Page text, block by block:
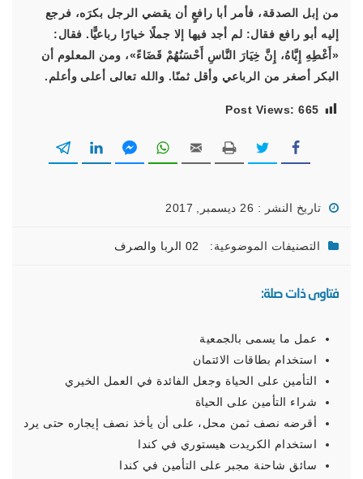
من إبل الصدقة، فأمر أبا رافعٍ أن يقضي الرجل بكرَه، فرجع
إليه أبو رافع فقال: لم أجد فيها إلا جملًا خيارًا رباعيًّا. فقال:
«أَعْطِهِ إِيَّاهُ، إِنَّ خِيَارَ النَّاسِ أَحْسَنُهُمْ قَضَاءً»، ومن المعلوم أن
البكر أصغر من الرباعي وأقل ثمنًا. والله تعالى أعلى وأعلم.
Post Views: 665
تاريخ النشر : 26 ديسمبر, 2017
التصنيفات الموضوعية: 02 الربا والصرف
فتاوى ذات صلة:
عمل ما يسمى بالجمعية
استخدام بطاقات الائتمان
التأمين على الحياة وجعل الفائدة في العمل الخيري
شراء التأمين على الحياة
أقرضه نصف ثمن محل، على أن يأخذ نصف إيجاره حتى يرد
استخدام الكريدت هيستوري في كندا
سائق شاحنة مجبر على التأمين في كندا